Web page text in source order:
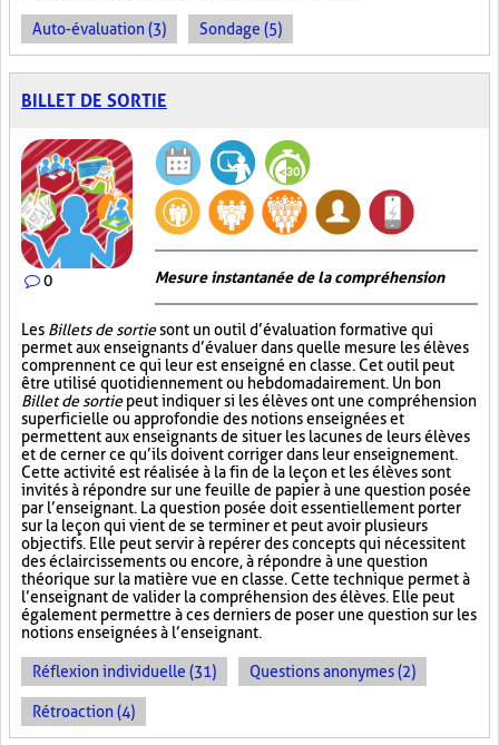
Auto-évaluation (3) Sondage (5)
BILLET DE SORTIE
0 Mesure instantanée de la compréhension
Les Billets de sortiesont un outil d’évaluation formative qui
permet aux enseignants d’évaluer dans quelle mesure les élèves
comprennent ce qui leur est enseigné en classe. Cet outil peut
être utilisé quotidiennement ou hebdomadairement. Un bon
Billet de sortiepeut indiquer si les élèves ont une compréhension
superficielle ou approfondie des notions enseignées et
permettent aux enseignants de situer les lacunes de leurs élèves
et de cerner ce qu’ils doivent corriger dans leur enseignement.
Cette activité est réalisée à la fin de la leçon et les élèves sont
invités à répondre sur une feuille de papier à une question posée
par l’enseignant. La question posée doit essentiellement porter
sur la leçon qui vient de se terminer et peut avoir plusieurs
objectifs. Elle peut servir à repérer des concepts qui nécessitent
des éclaircissements ou encore, à répondre à une question
théorique sur la matière vue en classe. Cette technique permet à
l’enseignant de valider la compréhension des élèves. Elle peut
également permettre à ces derniers de poser une question sur les
notions enseignées à l’enseignant.
Réflexion individuelle (31) Questions anonymes (2)
Rétroaction (4)